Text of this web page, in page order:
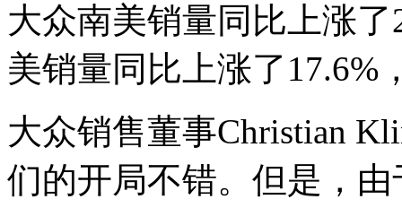
大众南美销量同比上涨
美销量同比上涨了17.6%
大众销售董事Christian
们的开局不错。但是，